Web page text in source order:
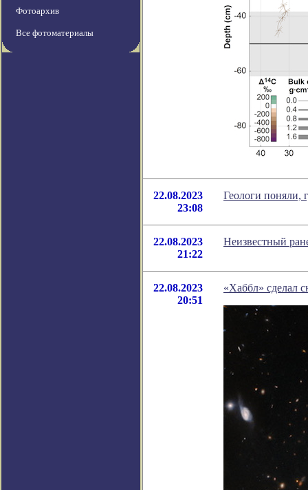
Фотоархив
Все фотоматериалы
22.08.2023
23:08
Геологи поняли,
22.08.2023
21:22
Неизвестный
22.08.2023
20:51
«Хаббл» сделал